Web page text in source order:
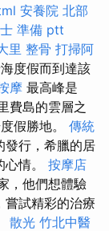
安養院 北部
準備 ptt
里 整骨 打掃阿
度假而到達該
摩 最高峰是
費島的雲層之
假勝地。 傳統
發行，希臘的居
情。 按摩店
，他們想體驗
嘗試精彩的治療
散光 竹北中醫